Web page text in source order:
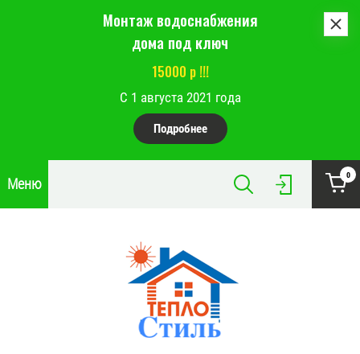
Монтаж водоснабжения
дома под ключ
15000 р !!!
С 1 августа 2021 года
Подробнее
Меню
0